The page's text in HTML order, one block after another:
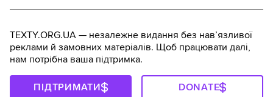
TEXTY.ORG.UA — незалежне видання без навʼязливої
реклами й замовних матеріалів. Щоб працювати далі,
нам потрібна ваша підтримка.
ПІДТРИМАТИ DONATE